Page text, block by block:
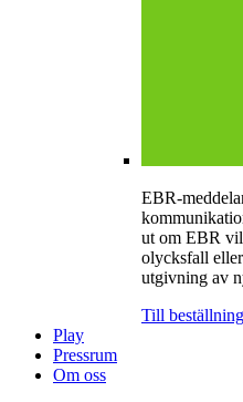
EBR-
ut om EBR
olycksfall
utgivning av
Till
Play
Pressrum
Om oss